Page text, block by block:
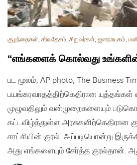
குழந்தைகள், சர்வதேசம், சிறுவர்கள், ஜனநாயகம்,
“எங்களைக் கொல்வது
பட மூலம், AP photo, The Business
பயங்கரவாதத்திற்கெதிரான
முழுவதிலும் வன்முறைகளையும்
கட்டவிழ்த்துள்ள அரசுகளிற்கெதிரான
சாட்சியின் குரல். அப்படியொன்று
அது எங்களையும் சேர்த்த குரல்தான்.